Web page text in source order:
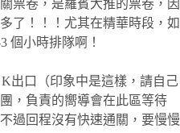
票卷，是羅賓大推的票卷，因
了！！！尤其在精華時段，如
個小時排隊啊！
出口（印象中是這樣，請自己
，負責的嚮導會在此區等待
過回程沒有快速通關，要慢慢